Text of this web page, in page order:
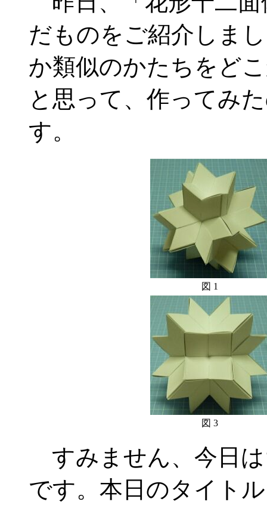
だものをご紹介しま
か類似のかたちをど
と思って、作ってみ
す。
図 1
図 3
すみません、今日
です。本日のタイト